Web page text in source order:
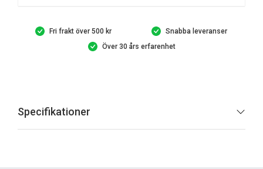
Fri frakt över 500 kr
Snabba leveranser
Över 30 års erfarenhet
Specifikationer